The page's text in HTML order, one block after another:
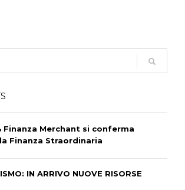
Finanza Merchant si conferma
Finanza Straordinaria
IN ARRIVO NUOVE RISORSE